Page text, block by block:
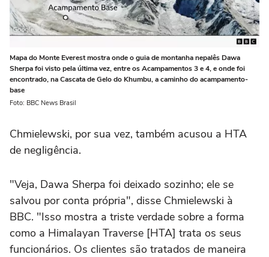
Mapa do Monte Everest mostra onde o guia de montanha nepalês Dawa
Sherpa foi visto pela última vez, entre os Acampamentos 3 e 4, e onde foi
encontrado, na Cascata de Gelo do Khumbu, a caminho do acampamento-
base
Foto: BBC News Brasil
Chmielewski, por sua vez, também acusou a HTA
de negligência.
"Veja, Dawa Sherpa foi deixado sozinho; ele se
salvou por conta própria", disse Chmielewski à
BBC. "Isso mostra a triste verdade sobre a forma
como a Himalayan Traverse [HTA] trata os seus
funcionários. Os clientes são tratados de maneira